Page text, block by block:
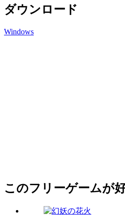
ダウンロード
Windows
このフリーゲームが